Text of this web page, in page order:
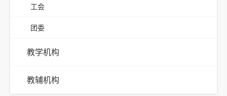
工会
团委
教学机构
教辅机构